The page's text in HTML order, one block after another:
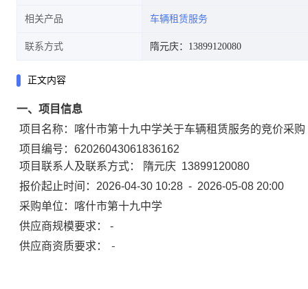
相关产品 车辆租赁服务
联系方式 隋元庆：13899120080
正文内容
一、项目信息
项目名称：
喀什市第十九中学关于车辆租赁服务的竞价采购
项目编号： 62026043061836162
项目联系人及联系方式：
隋元庆 13899120080
报价起止时间： 2026-04-30 10:28 - 2026-05-08 20:00
采购单位：
喀什市第十九中学
供应商规模要求： -
供应商资质要求：
-